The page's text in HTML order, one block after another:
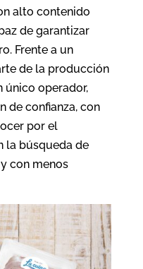
alto contenido
de garantizar
Frente a un
de la producción
único operador,
de confianza, con
por el
la búsqueda de
con menos